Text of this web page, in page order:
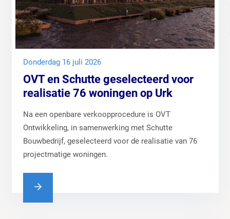
donderdag 16 juli 2026
OVT en Schutte geselecteerd voor
realisatie 76 woningen op Urk
Na een openbare verkoopprocedure is OVT
Ontwikkeling, in samenwerking met Schutte
Bouwbedrijf, geselecteerd voor de realisatie van 76
projectmatige woningen.